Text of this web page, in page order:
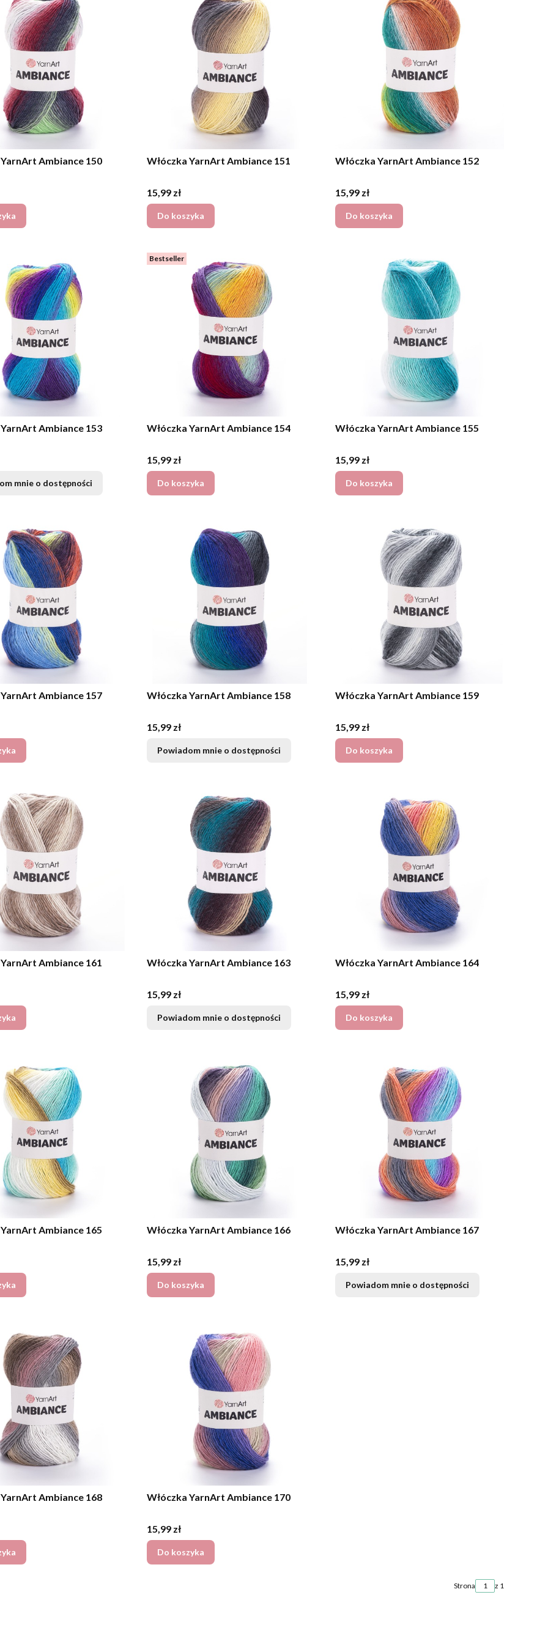
Ambiance 150 Włóczka YarnArt Ambiance 151
Cena
15,99 zł
Do koszyka
Włóczka YarnArt Ambiance 152
Cena
15,99 zł
Do koszyka
Ambiance 153
mnie o dostępności
Bestseller
Włóczka YarnArt Ambiance 154
Cena
15,99 zł
Do koszyka
Włóczka YarnArt Ambiance 155
Cena
15,99 zł
Do koszyka
Ambiance 157 Włóczka YarnArt Ambiance 158
Cena
15,99 zł
Powiadom mnie o dostępności
Włóczka YarnArt Ambiance 159
Cena
15,99 zł
Do koszyka
Ambiance 161 Włóczka YarnArt Ambiance 163
Cena
15,99 zł
Powiadom mnie o dostępności
Włóczka YarnArt Ambiance 164
Cena
15,99 zł
Do koszyka
Ambiance 165 Włóczka YarnArt Ambiance 166
Cena
15,99 zł
Do koszyka
Włóczka YarnArt Ambiance 167
Cena
15,99 zł
Powiadom mnie o dostępności
Ambiance 168 Włóczka YarnArt Ambiance 170
Cena
15,99 zł
Do koszyka
Strona z 1